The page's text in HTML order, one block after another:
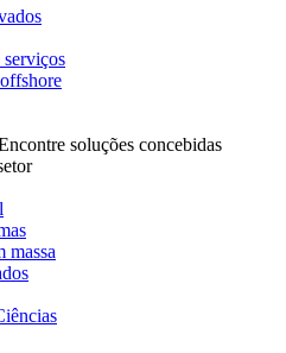
serviços
soluções concebidas
massa